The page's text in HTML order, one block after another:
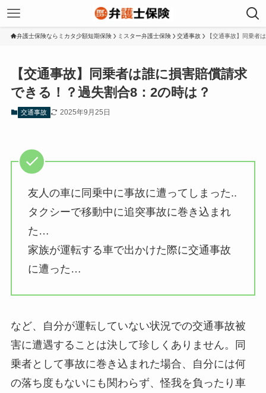
弁護士保険ならミカタ少額短期保険 ミスター弁護士保険 交通事故 【交通事故】同乗者
【交通事故】同乗者は誰に損害賠償請求
できる！？過失割合8：2の時は？
交通事故 2025年9月25日
友人の車に同乗中に事故に遭ってしまった..
タクシーで移動中に追突事故に巻き込まれ
た…
家族が運転する車で出かけた際に交通事故
に遭った…
など、自分が運転していない状況での交通事故被
害に遭遇することは決して珍しくありません。同
乗者として事故に巻き込まれた場合、自分には何
の落ち度もないにも関わらず、怪我を負ったり車